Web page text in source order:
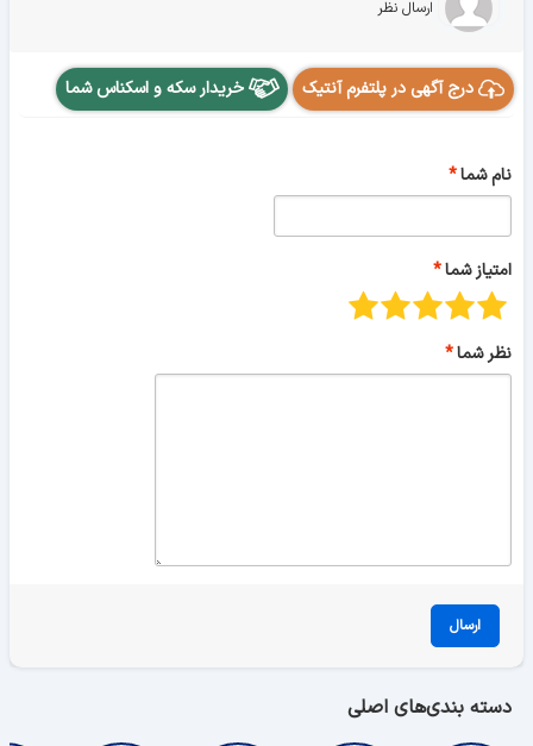
ارسال نظر
درج آگهی در پلتفرم آنتیک خریدار سکه و اسکناس شما
نام شما
امتیاز شما
نظر شما
ارسال
دسته بندی‌های اصلی